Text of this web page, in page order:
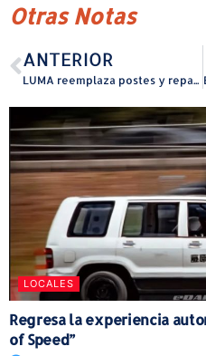
Otras Notas
ANTERIOR
LUMA reemplaza postes y repara líneas eléctricas
LOCALES
Regresa la experiencia
of Speed”